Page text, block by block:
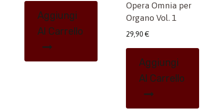
originale
era:
153,50 €.139,90 €.
Aggiungi
Al Carrello
Opera Omnia per
Organo Vol. 1
29,90 €
Aggiungi
Al Carrello